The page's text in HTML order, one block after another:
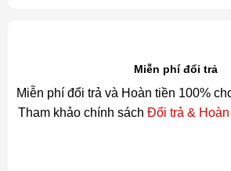
Miễn phí đổi trả
Miễn phí đổi trả và Hoàn tiền 100%
Tham khảo chính sách Đổi trả & Hoàn